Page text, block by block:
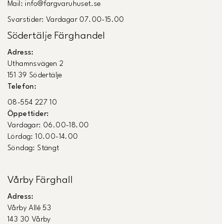
Mail: info@fargvaruhuset.se
Svarstider: Vardagar 07.00-15.00
Södertälje Färghandel
Adress:
Uthamnsvägen 2
151 39 Södertälje
Telefon:
08-554 227 10
Öppettider:
Vardagar: 06.00-18.00
Lördag: 10.00-14.00
Söndag: Stängt
Vårby Färghall
Adress:
Vårby Allé 53
143 30 Vårby